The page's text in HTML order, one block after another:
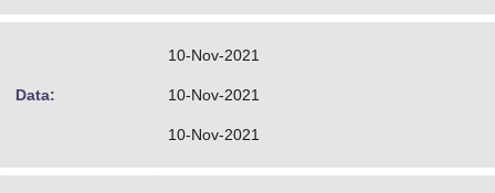
Data:
10-Nov-2021
10-Nov-2021
10-Nov-2021